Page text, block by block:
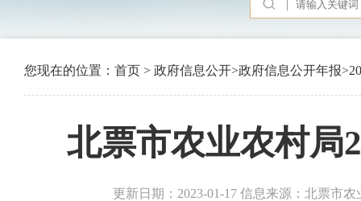
您现在的位置： 首页 > 政府信息公开>政府信息公开年报>
北票市农业农村局
更新日期：2023-01-17 信息来源：北票市